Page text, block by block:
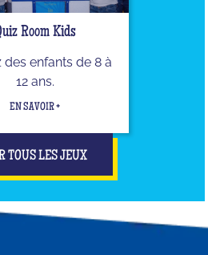
Room Kids
des enfants de 8 à
12 ans.
EN SAVOIR +
TOUS LES JEUX